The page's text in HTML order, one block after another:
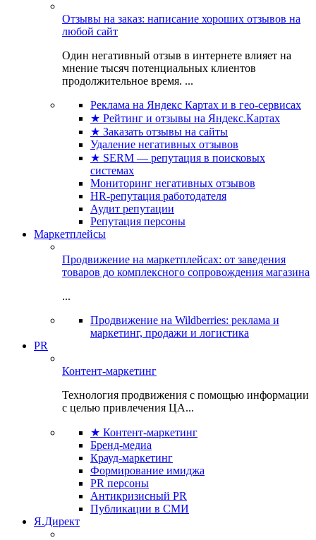
Отзывы на заказ: написание хороших отзывов на
любой сайт
Один негативный отзыв в интернете влияет на
мнение тысяч потенциальных клиентов
продолжительное время. ...
Реклама на Яндекс Картах и в гео-сервисах
★ Рейтинг и отзывы на Яндекс.Картах
★ Заказать отзывы на сайты
Удаление негативных отзывов
★ SERM — репутация в поисковых
системах
Мониторинг негативных отзывов
HR-репутация работодателя
Аудит репутации
Репутация персоны
Маркетплейсы
Продвижение на маркетплейсах: от заведения
товаров до комплексного сопровождения магазина
...
Продвижение на Wildberries: реклама и
маркетинг, продажи и логистика
PR
Контент-маркетинг
Технология продвижения с помощью информации
с целью привлечения ЦА...
★ Контент-маркетинг
Бренд-медиа
Крауд-маркетинг
Формирование имиджа
PR персоны
Антикризисный PR
Публикации в СМИ
Я.Директ